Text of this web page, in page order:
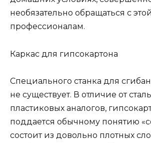
необязательно обращаться с
профессионалам.
Каркас для гипсокартона
Специального станка для
не существует. В отличие от
пластиковых аналогов,
поддается обычному понятию
состоит из довольно плотных